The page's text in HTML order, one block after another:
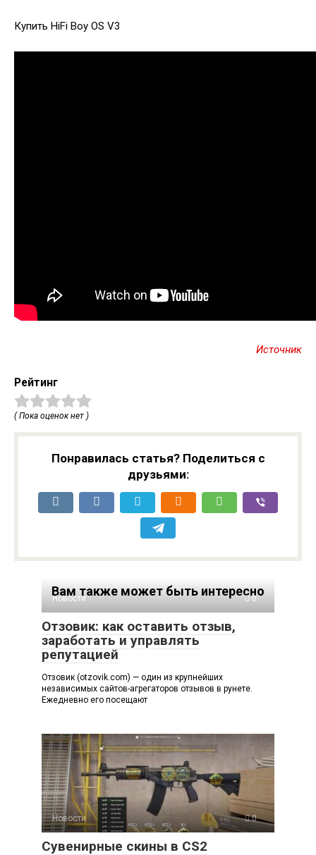
Купить HiFi Boy OS V3
Источник
Рейтинг
( Пока оценок нет )
Понравилась статья? Поделиться с
друзьями:
Вам также может быть интересно
Новости 0
Отзовик: как оставить отзыв,
заработать и управлять
репутацией
Отзовик (otzovik.com) — один из крупнейших
независимых сайтов-агрегаторов отзывов в рунете.
Ежедневно его посещают
Новости 0
Сувенирные скины в CS2